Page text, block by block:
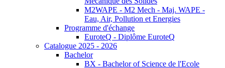
M2WAPE - M2 Mech - Maj. WAPE -
Eau, Air, Pollution et Energies
Programme d'échange
EuroteQ - Diplôme EuroteQ
Catalogue 2025 - 2026
Bachelor
BX - Bachelor of Science de l'Ecole